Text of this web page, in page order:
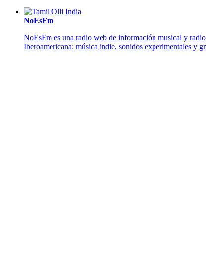
NoEsFm
NoEsFm es una radio web de información musical y
Iberoamericana: música indie, sonidos experimentales y